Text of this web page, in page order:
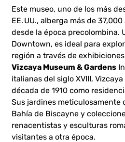
Este museo, uno de los más
EE. UU., alberga más de
desde la época precolombina.
Downtown, es ideal para
región a través de
Vizcaya Museum & Gardens
italianas del siglo XVIII,
década de 1910 como
Sus jardines meticulosamente
Bahía de Biscayne y
renacentistas y esculturas
visitantes a otra época.